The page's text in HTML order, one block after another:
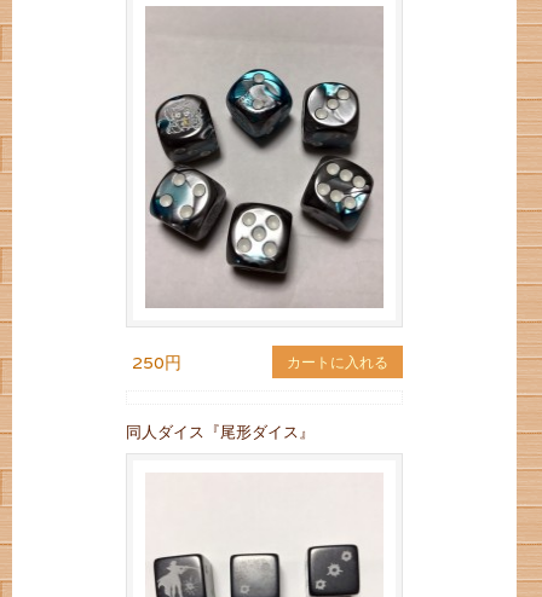
250円 カートに入れる
同人ダイス『尾形ダイス』